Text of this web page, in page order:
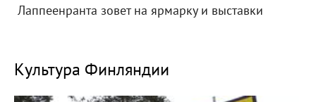
Лаппеенранта зовет на ярмарку и выставки
Культура Финляндии